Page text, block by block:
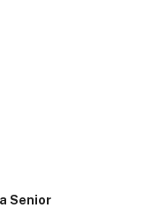
Senior